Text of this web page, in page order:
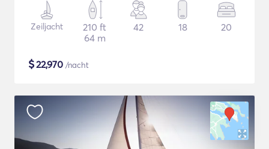
Zeiljacht
210 ft
64 m
42 18 20
$22,970 /nacht